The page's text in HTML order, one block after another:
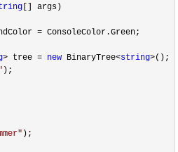
=
> tree = new BinaryTree<string>
"